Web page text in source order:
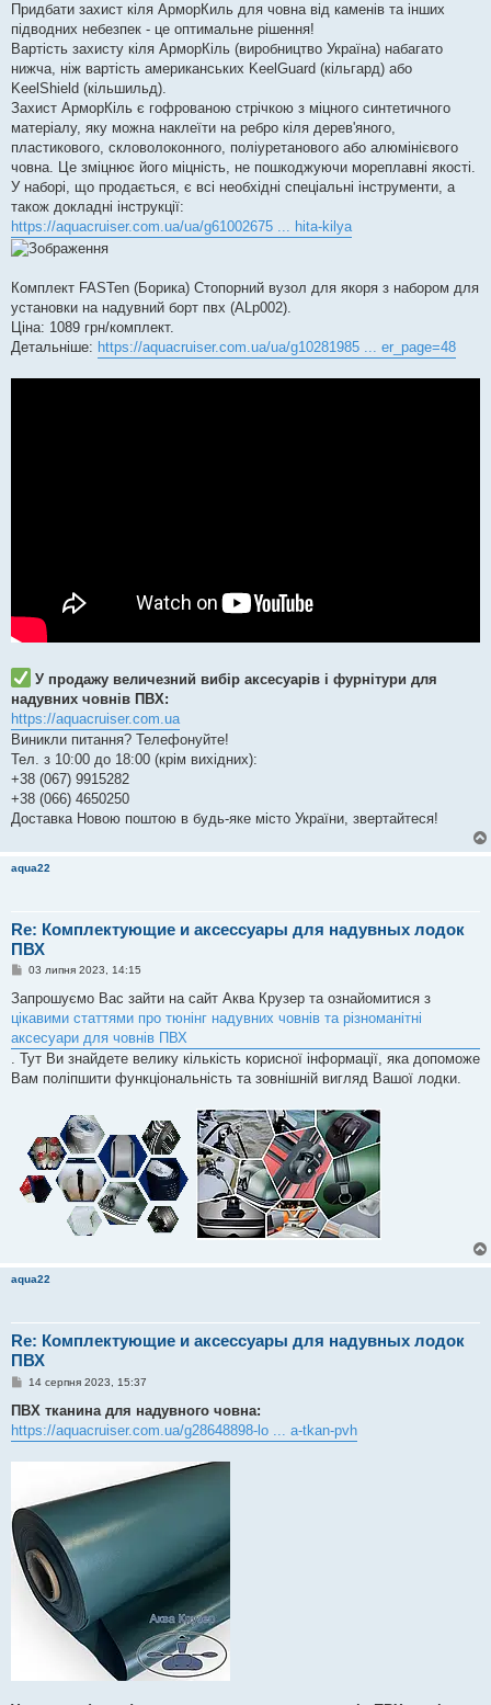
о
л
е
н
н
я
Придбати захист кіля АрморКиль для човна від каменів та інших
підводних небезпек - це оптимальне рішення!
Вартість захисту кіля АрморКіль (виробництво Україна) набагато
нижча, ніж вартість американських KeelGuard (кільгард) або
KeelShield (кільшильд).
Захист АрморКіль є гофрованою стрічкою з міцного синтетичного
матеріалу, яку можна наклеїти на ребро кіля дерев'яного,
пластикового, скловолоконного, поліуретанового або алюмінієвого
човна. Це зміцнює його міцність, не пошкоджуючи мореплавні якості.
У наборі, що продається, є всі необхідні спеціальні інструменти, а
також докладні інструкції:
https://aquacruiser.com.ua/ua/g61002675 ... hita-kilya
Комплект FASTen (Борика) Стопорний вузол для якоря з набором для
установки на надувний борт пвх (ALp002).
Ціна: 1089 грн/комплект.
Детальніше: https://aquacruiser.com.ua/ua/g10281985 ... er_page=48
У продажу величезний вибір аксесуарів і фурнітури для
надувних човнів ПВХ:
https://aquacruiser.com.ua
Виникли питання? Телефонуйте!
Тел. з 10:00 до 18:00 (крім вихідних):
+38 (067) 9915282
+38 (066) 4650250
Доставка Новою поштою в будь-яке місто України, звертайтеся!
aqua22
Re: Комплектующие и аксессуары для надувных лодок
ПВХ
П
в
д
о
м
л
е
н
03 липня 2023, 14:15
Запрошуємо Вас зайти на сайт Аква Крузер та ознайомитися з
цікавими статтями про тюнінг надувних човнів та різноманітні
аксесуари для човнів ПВХ
. Тут Ви знайдете велику кількість корисної інформації, яка допоможе
Вам поліпшити функціональність та зовнішній вигляд Вашої лодки.
aqua22
Re: Комплектующие и аксессуары для надувных лодок
ПВХ
П
в
д
м
н
14 серпня 2023, 15:37
ПВХ тканина для надувного човна:
https://aquacruiser.com.ua/g28648898-lo ... a-tkan-pvh